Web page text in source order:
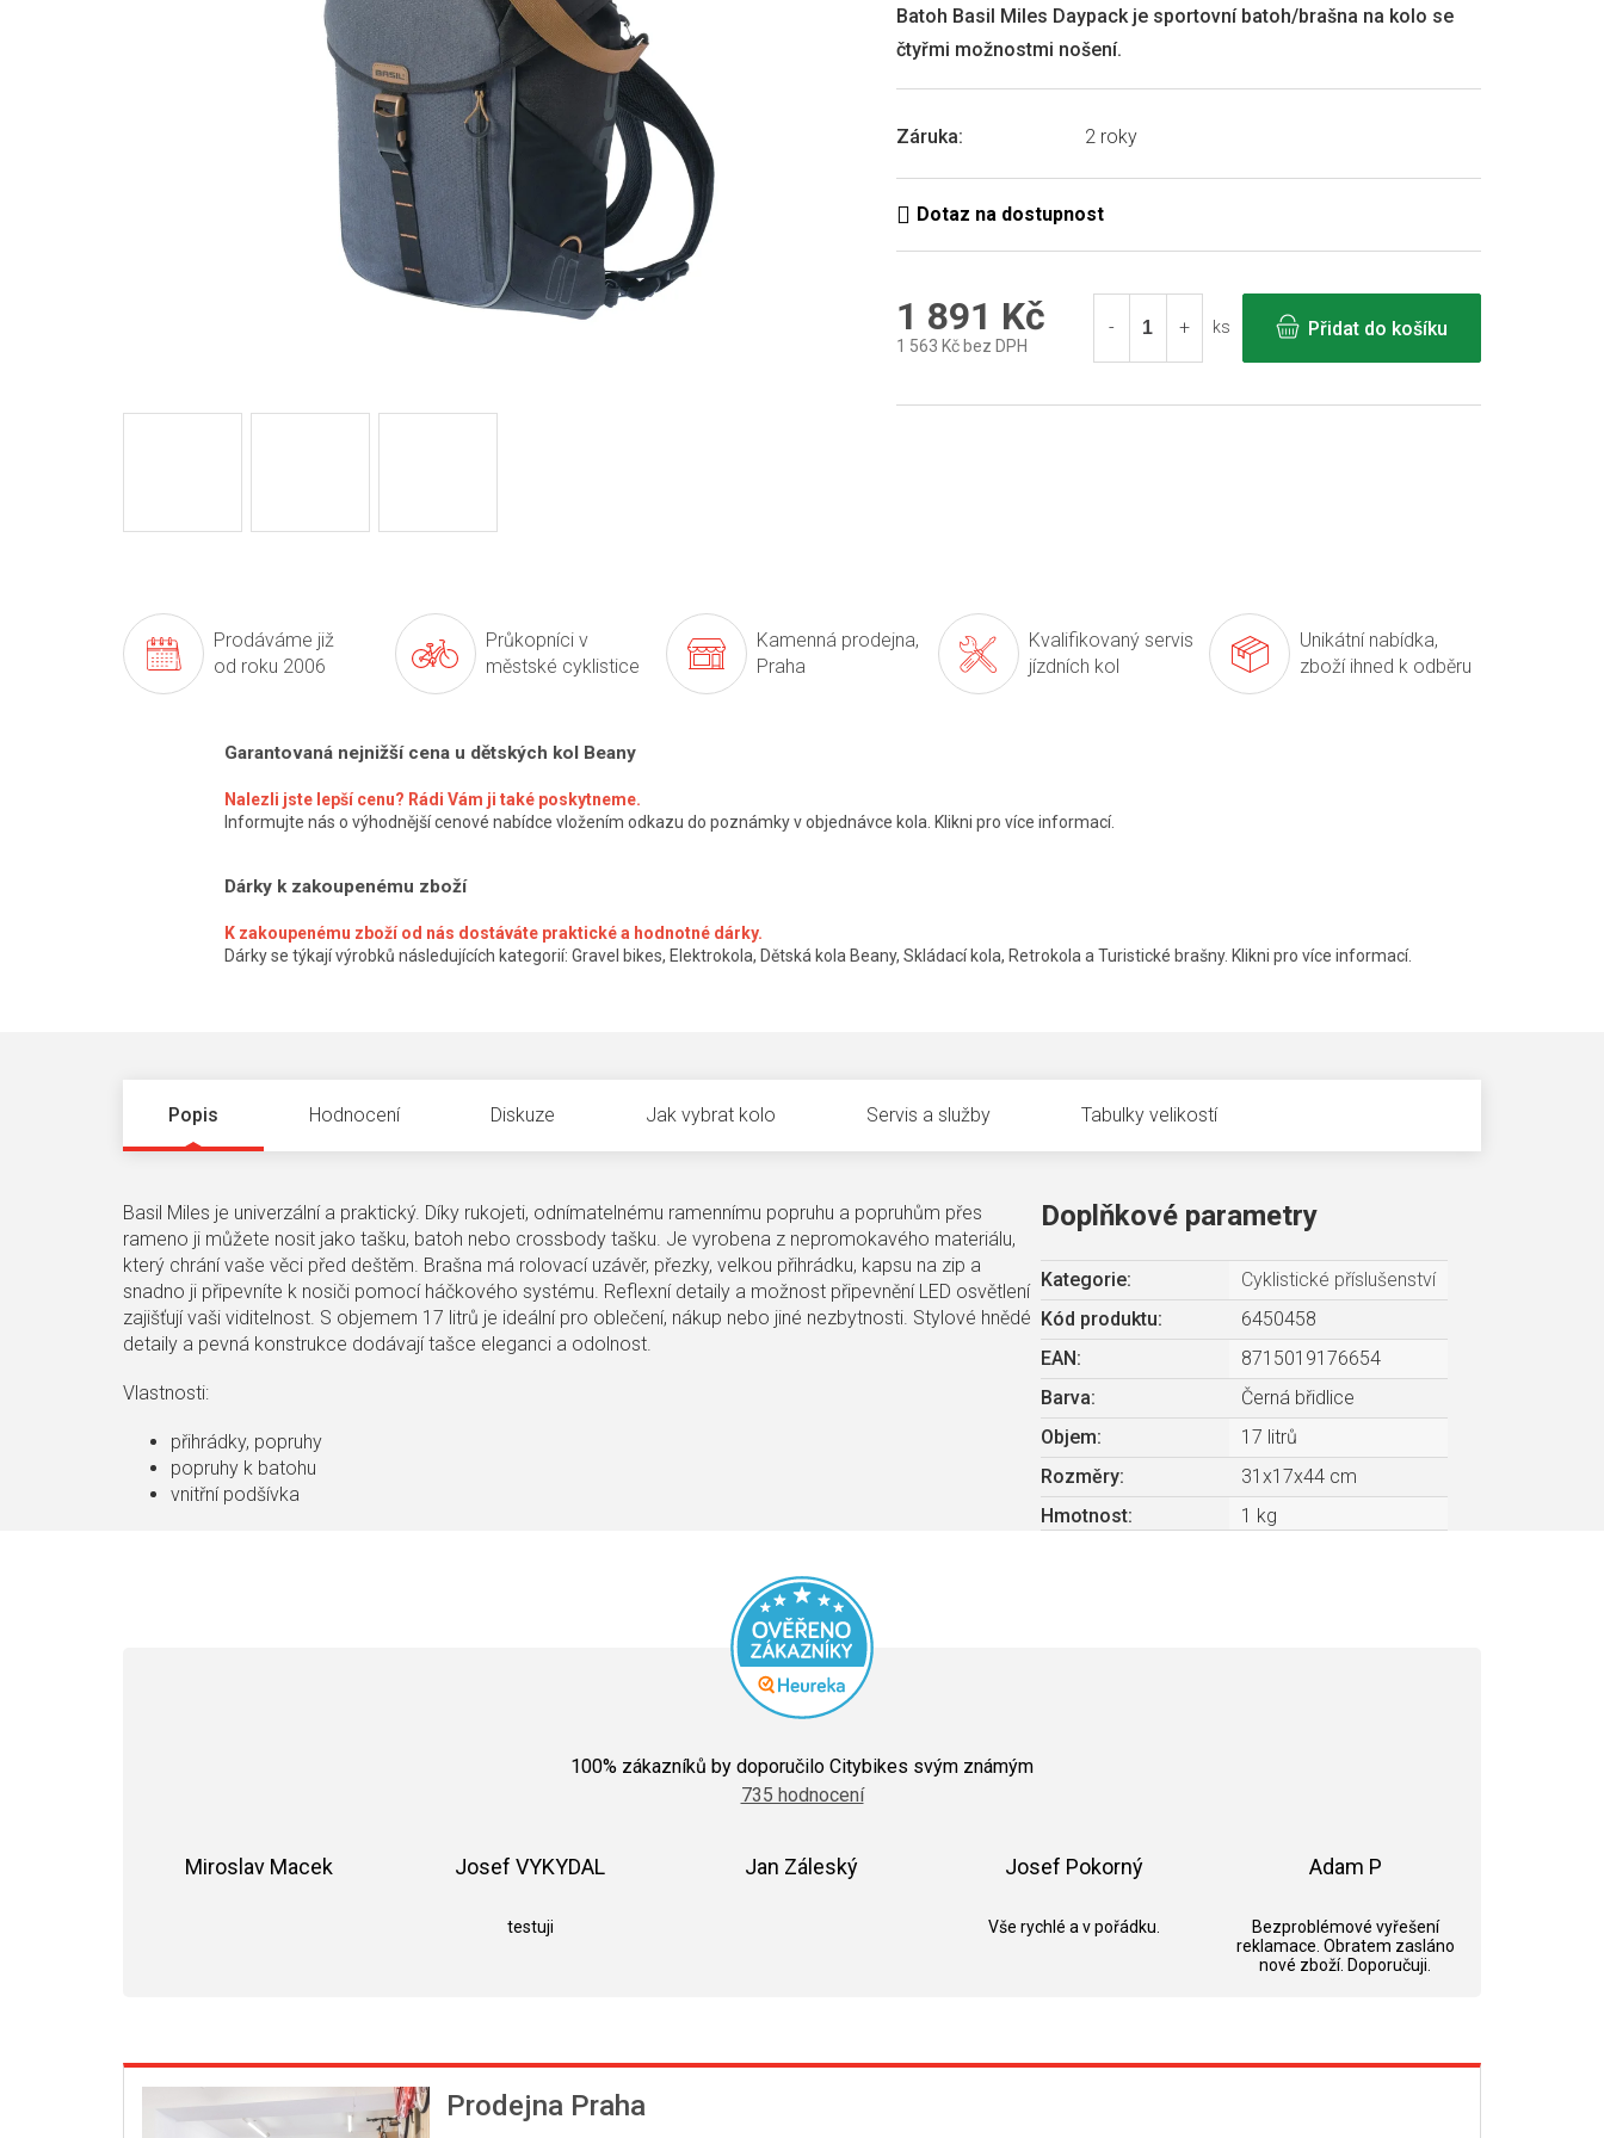
Záruka: 2 roky
Batoh Basil Miles Daypack je sportovní batoh/brašna na kolo se
čtyřmi možnostmi nošení.
0,0
5
1 891 Kč
1 563 Kč bez DPH
ks Přidat do košíku
Prodáváme již
od roku 2006
Průkopníci v
městské cyklistice
Kamenná prodejna,
Praha
Kvalifikovaný servis
jízdních kol
Unikátní nabídka,
zboží ihned k odběru
Garantovaná nejnižší cena u dětských kol Beany
Nalezli jste lepší cenu? Rádi Vám ji také poskytneme.
Informujte nás o výhodnější cenové nabídce vložením odkazu do poznámky v objednávce kola. Klikni pro více informací.
Dárky k zakoupenému zboží
K zakoupenému zboží od nás dostáváte praktické a hodnotné dárky.
Dárky se týkají výrobků následujících kategorií: Gravel bikes, Elektrokola, Dětská kola Beany, Skládací kola, Retrokola a Turistické brašny. Klikni pro více informací.
Popis Hodnocení Diskuze Jak vybrat kolo Servis a služby Tabulky velikostí
Basil Miles je univerzální a praktický. Díky rukojeti, odnímatelnému ramennímu popruhu a popruhům přes
rameno ji můžete nosit jako tašku, batoh nebo crossbody tašku. Je vyrobena z nepromokavého materiálu,
který chrání vaše věci před deštěm. Brašna má rolovací uzávěr, přezky, velkou přihrádku, kapsu na zip a
snadno ji připevníte k nosiči pomocí háčkového systému. Reflexní detaily a možnost připevnění LED osvětlení
zajišťují vaši viditelnost. S objemem 17 litrů je ideální pro oblečení, nákup nebo jiné nezbytnosti. Stylové hnědé
detaily a pevná konstrukce dodávají tašce eleganci a odolnost.
Vlastnosti:
přihrádky, popruhy
popruhy k batohu
vnitřní podšívka
Doplňkové parametry
Kategorie:
Cyklistické příslušenství
Kód produktu:
6450458
EAN :
8715019176654
Barva:
Černá břidlice
Objem:
17 litrů
Rozměry:
31x17x44 cm
Hmotnost: 1 kg
hodnocení
obchodu
je
5
hvězdiček.
100% zákazníků by doporučilo Citybikes svým známým
735 hodnocení
Miroslav Macek Josef VYKYDAL
testuji
Jan Záleský Josef Pokorný
Vše rychlé a v pořádku.
Adam P
Bezproblémové vyřešení
reklamace. Obratem zasláno
nové zboží. Doporučuji.
Prodejna Praha